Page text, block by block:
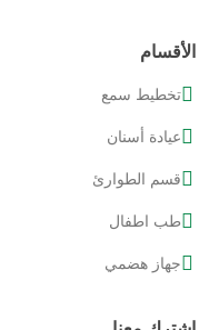
الأقسام
تخطيط سمع
عيادة أسنان
قسم الطوارئ
طب اطفال
جهاز هضمي